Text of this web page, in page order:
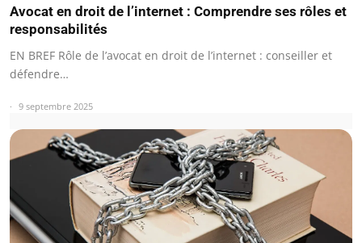
Avocat en droit de l’internet : Comprendre ses rôles et
responsabilités
EN BREF Rôle de l’avocat en droit de l’internet : conseiller et
défendre…
9 septembre 2025